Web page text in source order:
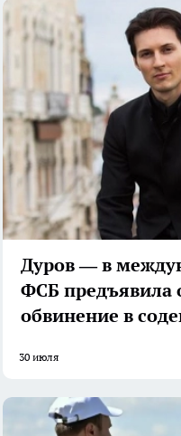
Дуров — в
ФСБ предъявила
обвинение в
30 июля